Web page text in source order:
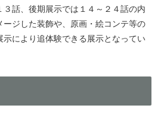
話、後期展示では１４～２４話の内
ジした装飾や、原画・絵コンテ等の
示により追体験できる展示となってい